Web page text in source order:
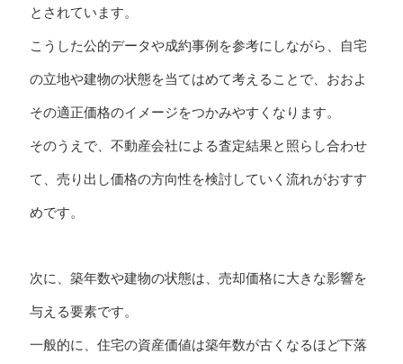
とされています。
こうした公的データや成約事例を参考にしながら、自宅
の立地や建物の状態を当てはめて考えることで、おおよ
その適正価格のイメージをつかみやすくなります。
そのうえで、不動産会社による査定結果と照らし合わせ
て、売り出し価格の方向性を検討していく流れがおすす
めです。
次に、築年数や建物の状態は、売却価格に大きな影響を
与える要素です。
一般的に、住宅の資産価値は築年数が古くなるほど下落